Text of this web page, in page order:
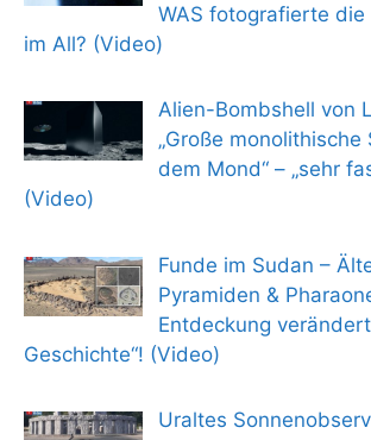
WAS fotografierte die
im All? (Video)
Alien-Bombshell von
„Große
dem Mond“ – „sehr
(Video)
Funde im Sudan –
Pyramiden &
Entdeckung
Geschichte“! (Video)
Uraltes